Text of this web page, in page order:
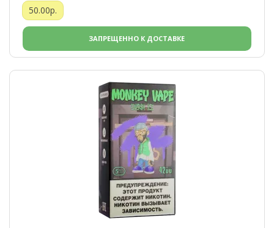
50.00р.
ЗАПРЕЩЕННО К ДОСТАВКЕ